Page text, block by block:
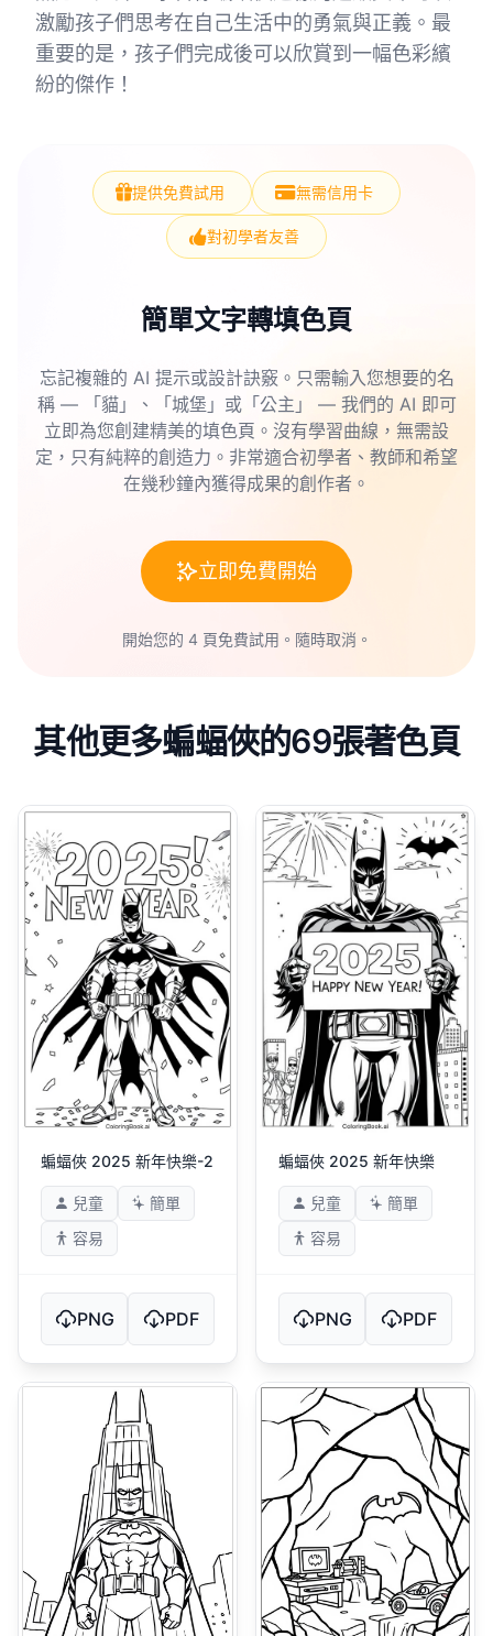
激勵孩子們思考在自己生活中的勇氣與正義。最
重要的是，孩子們完成後可以欣賞到一幅色彩繽
紛的傑作！
提供免費試用 無需信用卡
對初學者友善
簡單文字轉填色頁
忘記複雜的 AI 提示或設計訣竅。只需輸入您想要的名
稱 — 「貓」、「城堡」或「公主」 — 我們的 AI 即可
立即為您創建精美的填色頁。沒有學習曲線，無需設
定，只有純粹的創造力。非常適合初學者、教師和希望
在幾秒鐘內獲得成果的創作者。
立即免費開始
開始您的 4 頁免費試用。隨時取消。
其他更多蝙蝠俠的69張著色頁
蝙蝠俠 2025 新年快樂-2
兒童
簡單
容易
PNG PDF
蝙蝠俠 2025 新年快樂
兒童
簡單
容易
PNG PDF